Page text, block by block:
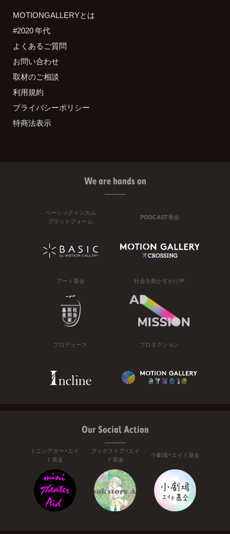
MOTIONGALLERYとは
#2020 年代
よくあるご質問
お問い合わせ
取材のご相談
利用規約
プライバシーポリシー
特商法表示
We are hands on
ベーシックインカム
プラットフォーム
PODCAST番組
アート基金 社会を動かすかけ声
プロデュース プロダクション
Our Social Action
ミニシアター・エイ
ド基金
ブックストア・エイ
ド基金
小劇場・エイド基金